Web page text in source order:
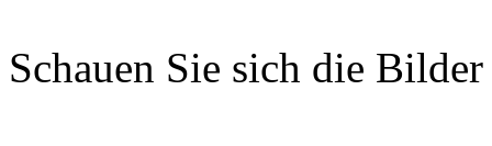
Schauen Sie sich die